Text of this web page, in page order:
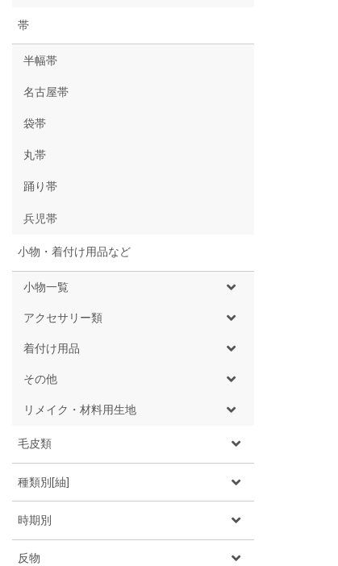
帯
半幅帯
名古屋帯
袋帯
丸帯
踊り帯
兵児帯
小物・着付け用品など
小物一覧
アクセサリー類
着付け用品
その他
リメイク・材料用生地
毛皮類
種類別[紬]
時期別
反物